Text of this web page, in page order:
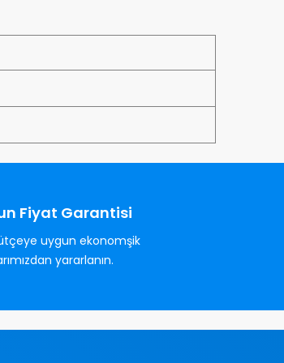
Fiyat Garantisi
uygun ekonomşik
yararlanın.